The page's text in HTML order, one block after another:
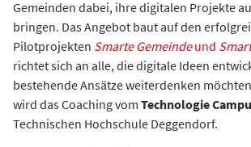
Gemeinden dabei, ihre digitalen Projekte
bringen. Das Angebot baut auf den
Pilotprojekten Smarte Gemeindeund
richtet sich an alle, die digitale Ideen
bestehende Ansätze weiterdenken
wird das Coaching vom Technologie
Technischen Hochschule Deggendorf.